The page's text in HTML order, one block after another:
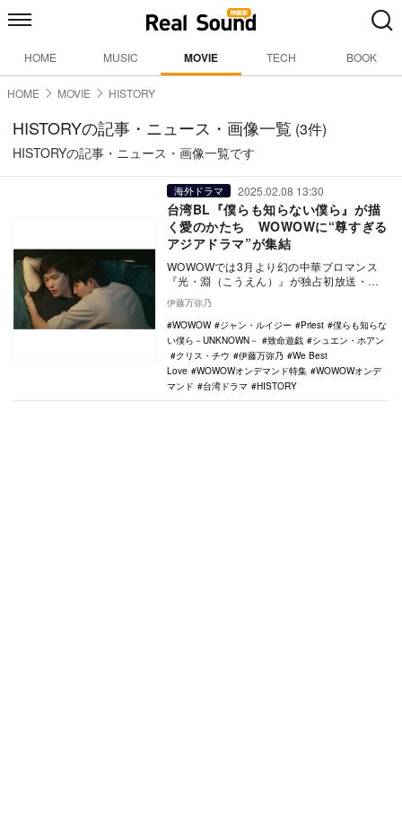
HOME MUSIC MOVIE TECH BOOK
HOME MOVIE HISTORY
HISTORYの記事・ニュース・画像一覧 (3件)
HISTORYの記事・ニュース・画像一覧です
海外ドラマ 2025.02.08 13:30
台湾BL『僕らも知らない僕ら』が描
く愛のかたち WOWOWに“尊すぎる
アジアドラマ”が集結
WOWOWでは3月より幻の中華ブロマンス
『光・淵（こうえん）』が独占初放送・配
信される。それに先駆け、WOWOWオンデ
マンドでは…
伊藤万弥乃
WOWOW
ジャン・ルイジー Priest
僕らも知らな
い僕ら－UNKNOWN－
致命遊戯
シュエン・ホアン
クリス・チウ
伊藤万弥乃
We Best
Love
WOWOWオンデマンド特集
WOWOWオンデ
マンド
台湾ドラマ HISTORY